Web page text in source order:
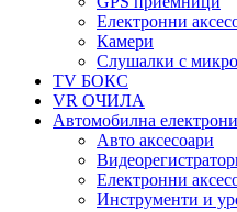
Електронни
Камери
Слушалки с
TV БОКС
VR ОЧИЛА
Автомобилна
Авто аксесоари
Електронни
Инструменти и